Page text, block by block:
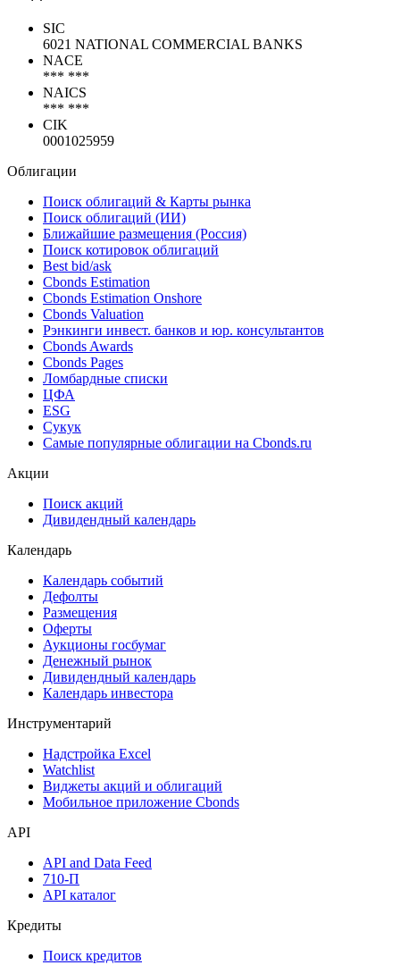
SIC
6021 NATIONAL COMMERCIAL BANKS
NACE
*** ***
NAICS
*** ***
CIK
0001025959
Облигации
Поиск облигаций & Карты рынка
Поиск облигаций (ИИ)
Ближайшие размещения (Россия)
Поиск котировок облигаций
Best bid/ask
Cbonds Estimation
Cbonds Estimation Onshore
Cbonds Valuation
Рэнкинги инвест. банков и юр. консультантов
Cbonds Awards
Cbonds Pages
Ломбардные списки
ЦФА
ESG
Сукук
Самые популярные облигации на Cbonds.ru
Акции
Поиск акций
Дивидендный календарь
Календарь
Календарь событий
Дефолты
Размещения
Оферты
Аукционы госбумаг
Денежный рынок
Дивидендный календарь
Календарь инвестора
Инструментарий
Надстройка Excel
Watchlist
Виджеты акций и облигаций
Мобильное приложение Cbonds
API
API and Data Feed
710-П
API каталог
Кредиты
Поиск кредитов